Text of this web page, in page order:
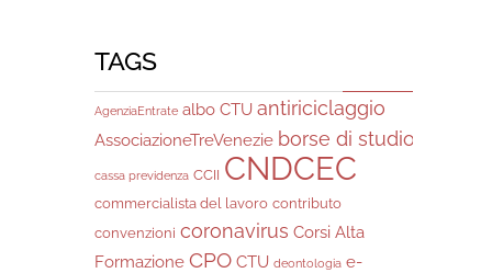
TAGS
AgenziaEntrate albo CTU antiriciclaggio
AssociazioneTreVenezie borse di studio
cassa previdenza CCII CNDCEC
commercialista del lavoro contributo
convenzioni coronavirus Corsi Alta
Formazione CPO CTU deontologia e-